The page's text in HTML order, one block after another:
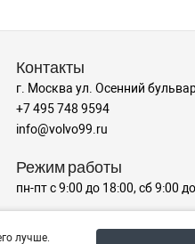
Контакты
г. Москва ул. Осенний
+7 495 748 9594
info@volvo99.ru
Режим работы
пн-пт с 9:00 до 18:00, сб 9:00
Принимаем к оплате
лучше.